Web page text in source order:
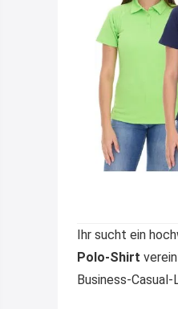
Ihr sucht ein
Polo-Shirt
Business-Casual-